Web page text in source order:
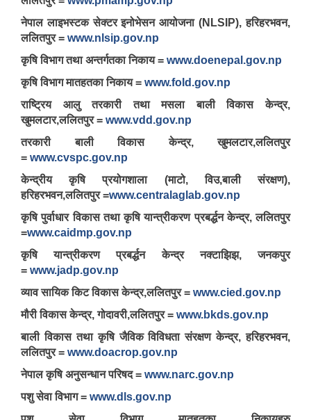
नेपाल लाइभस्टक सेक्टर इनोभेसन आयोजना (NLSIP), हरिहरभवन,
ललितपुर = www.nlsip.gov.np
कृषि विभाग तथा अन्तर्गतका निकाय = www.doenepal.gov.np
कृषि विभाग मातहतका निकाय = www.fold.gov.np
राष्ट्रिय आलु तरकारी तथा मसला बाली विकास केन्द्र,
खुमलटार,ललितपुर = www.vdd.gov.np
तरकारी बाली विकास केन्द्र, खुमलटार,ललितपुर
= www.cvspc.gov.np
केन्द्रीय कृषि प्रयोगशाला (माटो, विउ,बाली संरक्षण),
हरिहरभवन,ललितपुर =www.centralaglab.gov.np
कृषि पुर्वाधार विकास तथा कृषि यान्त्रीकरण प्रबर्द्धन केन्द्र, ललितपुर
=www.caidmp.gov.np
कृषि यान्त्रीकरण प्रबर्द्धन केन्द्र नक्टाझिझ, जनकपुर
= www.jadp.gov.np
व्याव सायिक किट विकास केन्द्र,ललितपुर = www.cied.gov.np
मौरी विकास केन्द्र, गोदावरी,ललितपुर = www.bkds.gov.np
बाली विकास तथा कृषि जैविक विविधता संरक्षण केन्द्र, हरिहरभवन,
ललितपुर = www.doacrop.gov.np
नेपाल कृषि अनुसन्धान परिषद = www.narc.gov.np
पशु सेवा विभाग = www.dls.gov.np